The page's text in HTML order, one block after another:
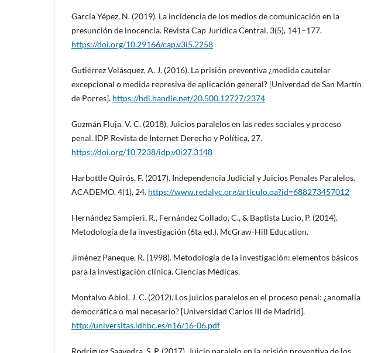
García Yépez, N. (2019). La incidencia de los medios de comunicación en la
presunción de inocencia. Revista Cap Jurídica Central, 3(5), 141–177.
https://doi.org/10.29166/cap.v3i5.2258
Gutiérrez Velásquez, A. J. (2016). La prisión preventiva ¿medida cautelar
excepcional o medida represiva de aplicación general? [Univerdad de San Martín
de Porres]. https://hdl.handle.net/20.500.12727/2374
Guzmán Fluja, V. C. (2018). Juicios paralelos en las redes sociales y proceso
penal. IDP Revista de Internet Derecho y Política, 27.
https://doi.org/10.7238/idp.v0i27.3148
Harbottle Quirós, F. (2017). Independencia Judicial y Juicios Penales Paralelos.
ACADEMO, 4(1), 24. https://www.redalyc.org/articulo.oa?id=688273457012
Hernández Sampieri, R., Fernández Collado, C., & Baptista Lucio, P. (2014).
Metodología de la investigación (6ta ed.). McGraw-Hill Education.
Jiménez Paneque, R. (1998). Metodología de la investigación: elementos básicos
para la investigación clínica. Ciencias Médicas.
Montalvo Abiol, J. C. (2012). Los juicios paralelos en el proceso penal: ¿anomalía
democrática o mal necesario? [Universidad Carlos III de Madrid].
http://universitas.idhbc.es/n16/16-06.pdf